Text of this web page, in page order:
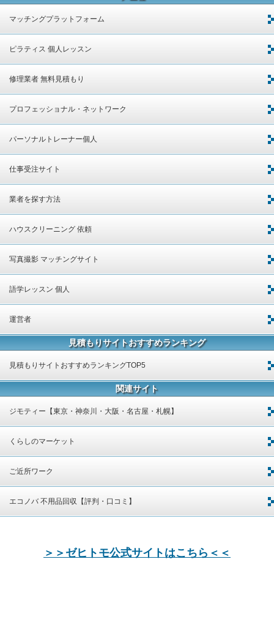
マッチングプラットフォーム
ピラティス 個人レッスン
修理業者 無料見積もり
プロフェッショナル・ネットワーク
パーソナルトレーナー個人
仕事受注サイト
業者を探す方法
ハウスクリーニング 依頼
写真撮影 マッチングサイト
語学レッスン 個人
運営者
見積もりサイトおすすめランキング
見積もりサイトおすすめランキングTOP5
関連サイト
ジモティー【東京・神奈川・大阪・名古屋・札幌】
くらしのマーケット
ご近所ワーク
エコノバ 不用品回収【評判・口コミ】
＞＞ゼヒトモ公式サイトはこちら＜＜